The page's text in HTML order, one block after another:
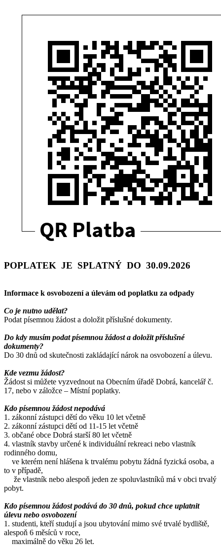
POPLATEK JE SPLATNÝ DO 30.09.2026
Informace k osvobození a úlevám od poplatku za odpady
Co je nutno udělat?
Podat písemnou žádost a doložit příslušné dokumenty.
Do kdy musím podat písemnou žádost a doložit příslušné
dokumenty?
Do 30 dnů od skutečnosti zakládající nárok na osvobození a úlevu.
Kde vezmu žádost?
Žádost si můžete vyzvednout na Obecním úřadě Dobrá, kancelář č.
17, nebo v záložce – Místní poplatky.
Kdo písemnou žádost nepodává
1. zákonní zástupci dětí do věku 10 let včetně
2. zákonní zástupci dětí od 11-15 let včetně
3. občané obce Dobrá starší 80 let včetně
4. vlastník stavby určené k individuální rekreaci nebo vlastník
rodinného domu,
ve kterém není hlášena k trvalému pobytu žádná fyzická osoba, a
to v případě,
že vlastník nebo alespoň jeden ze spoluvlastníků má v obci trvalý
pobyt.
Kdo písemnou žádost podává do 30 dnů, pokud chce uplatnit
úlevu nebo osvobození
1. studenti, kteří studují a jsou ubytování mimo své trvalé bydliště,
alespoň 6 měsíců v roce,
maximálně do věku 26 let.